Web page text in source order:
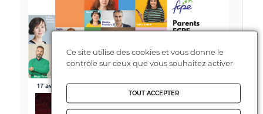
Ce site utilise des cookies et vous donne le
contrôle sur ceux que vous souhaitez activer
TOUT ACCEPTER